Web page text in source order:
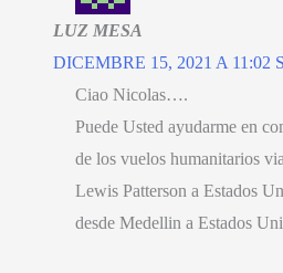
LUZ MESA
DICEMBRE 15, 2021 A 11:02
Ciao Nicolas….
Puede Usted ayudarme en
de los vuelos humanitarios
Lewis Patterson a Estados
desde Medellin a Estados